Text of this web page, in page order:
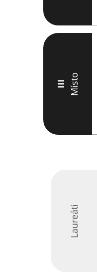
III Místo
Laureáti